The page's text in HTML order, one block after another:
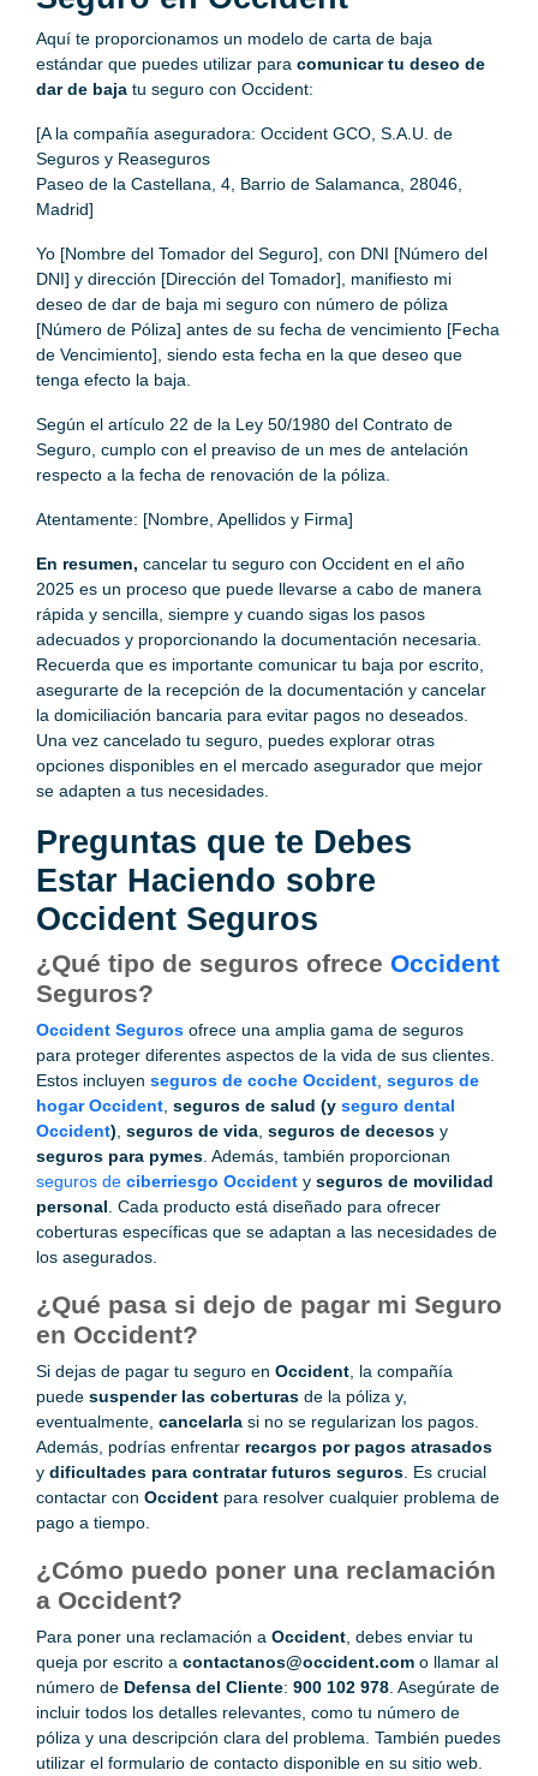
Aquí te proporcionamos un modelo de carta de baja
estándar que puedes utilizar para comunicar tu deseo de
dar de baja tu seguro con Occident:
[A la compañía aseguradora: Occident GCO, S.A.U. de
Seguros y Reaseguros
Paseo de la Castellana, 4, Barrio de Salamanca, 28046,
Madrid]
Yo [Nombre del Tomador del Seguro], con DNI [Número del
DNI] y dirección [Dirección del Tomador], manifiesto mi
deseo de dar de baja mi seguro con número de póliza
[Número de Póliza] antes de su fecha de vencimiento [Fecha
de Vencimiento], siendo esta fecha en la que deseo que
tenga efecto la baja.
Según el artículo 22 de la Ley 50/1980 del Contrato de
Seguro, cumplo con el preaviso de un mes de antelación
respecto a la fecha de renovación de la póliza.
Atentamente: [Nombre, Apellidos y Firma]
En resumen, cancelar tu seguro con Occident en el año
2025 es un proceso que puede llevarse a cabo de manera
rápida y sencilla, siempre y cuando sigas los pasos
adecuados y proporcionando la documentación necesaria.
Recuerda que es importante comunicar tu baja por escrito,
asegurarte de la recepción de la documentación y cancelar
la domiciliación bancaria para evitar pagos no deseados.
Una vez cancelado tu seguro, puedes explorar otras
opciones disponibles en el mercado asegurador que mejor
se adapten a tus necesidades.
Preguntas que te Debes
Estar Haciendo sobre
Occident Seguros
¿Qué tipo de seguros ofrece Occident
Seguros?
Occident Seguros ofrece una amplia gama de seguros
para proteger diferentes aspectos de la vida de sus clientes.
Estos incluyen seguros de coche Occident seguros de
hogar Occident seguros de salud (y seguro dental
Occident) seguros de vida seguros de decesos y
seguros para pymes . Además, también proporcionan
seguros de ciberriesgo Occident y seguros de movilidad
personal . Cada producto está diseñado para ofrecer
coberturas específicas que se adaptan a las necesidades de
los asegurados.
¿Qué pasa si dejo de pagar mi Seguro
en Occident?
Si dejas de pagar tu seguro en Occident , la compañía
puede suspender las coberturas de la póliza y,
eventualmente, cancelarla si no se regularizan los pagos.
Además, podrías enfrentar recargos por pagos atrasados
y dificultades para contratar futuros seguros . Es crucial
contactar con Occident para resolver cualquier problema de
pago a tiempo.
¿Cómo puedo poner una reclamación
a Occident?
Para poner una reclamación a Occident , debes enviar tu
queja por escrito a contactanos@occident.com o llamar al
número de Defensa del Cliente: 900 102 978 . Asegúrate de
incluir todos los detalles relevantes, como tu número de
póliza y una descripción clara del problema. También puedes
utilizar el formulario de contacto disponible en su sitio web.